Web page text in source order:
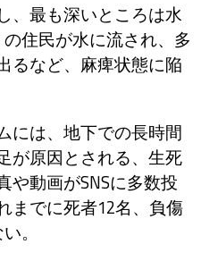
、最も深いところは水
住民が水に流され、多
るなど、麻痺状態に陥
には、地下での長時間
が原因とされる、生死
や動画がSNSに多数投
までに死者12名、負傷
。